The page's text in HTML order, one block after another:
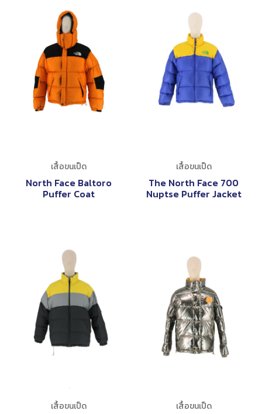
เสื้อขนเป็ด
North Face Baltoro
Puffer Coat
เสื้อขนเป็ด
The North Face 700
Nuptse Puffer Jacket
เสื้อขนเป็ด เสื้อขนเป็ด